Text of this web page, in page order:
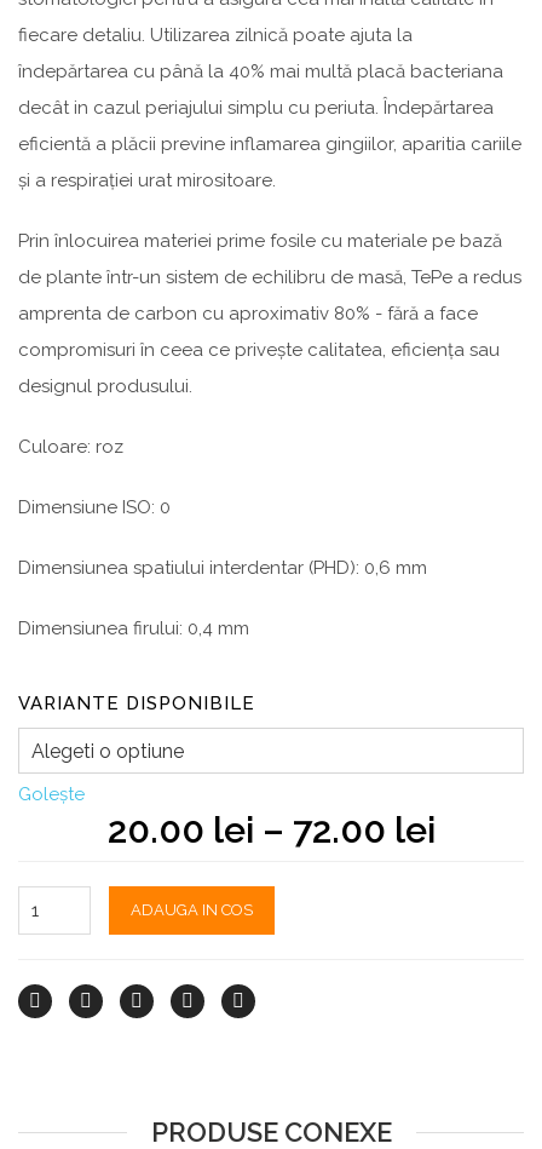
fiecare detaliu. Utilizarea zilnică poate ajuta la
îndepărtarea cu până la 40% mai multă placă bacteriana
decât in cazul periajului simplu cu periuta. Îndepărtarea
eficientă a plăcii previne inflamarea gingiilor, aparitia cariile
și a respirației urat mirositoare.
Prin înlocuirea materiei prime fosile cu materiale pe bază
de plante într-un sistem de echilibru de masă, TePe a redus
amprenta de carbon cu aproximativ 80% - fără a face
compromisuri în ceea ce privește calitatea, eficiența sau
designul produsului.
Culoare: roz
Dimensiune ISO: 0
Dimensiunea spatiului interdentar (PHD): 0,6 mm
Dimensiunea firului: 0,4 mm
VARIANTE DISPONIBILE
Golește
20.00 lei – 72.00 lei
ADAUGA IN COS
PRODUSE CONEXE